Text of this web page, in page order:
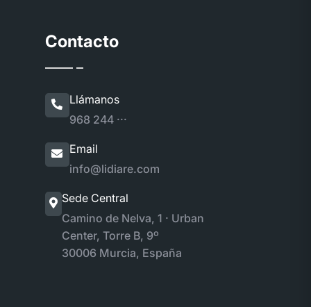
Contacto
Llámanos
968 244 ···
Email
info@lidiare.com
Sede Central
Camino de Nelva, 1 · Urban
Center, Torre B, 9º
30006 Murcia, España